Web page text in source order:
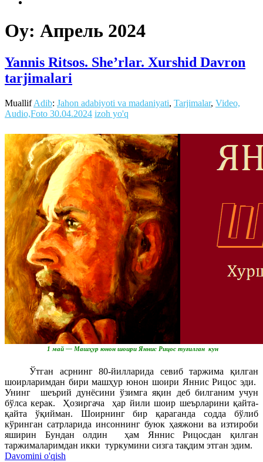
Oy: Апрель 2024
Yannis Ritsos. She’rlar. Xurshid Davron
tarjimalari
MuallifAdib: Jahon adabiyoti va madaniyati, Tarjimalar, Video,
Audio,Foto 30.04.2024 izoh yo'q
1 май — Машҳур юнон шоири Яннис Рицос туғилган кун
Ўтган асрнинг 80-йилларида севиб таржима қилган
шоирларимдан бири машҳур юнон шоири Яннис Рицос эди.
Унинг шеърий дунёсини ўзимга яқин деб билганим учун
бўлса керак. Ҳозиргача ҳар йили шоир шеърларини қайта-
қайта ўқийман. Шоирнинг бир қараганда содда бўлиб
кўринган сатрларида инсоннинг буюк ҳаяжони ва изтироби
яширин Бундан олдин ҳам Яннис Рицосдан қилган
таржималаримдан икки туркумини сизга тақдим этган эдим.
Davomini o'qish